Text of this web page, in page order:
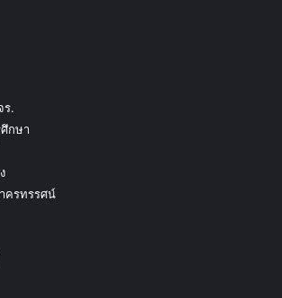
ร.
กษา
ครทรรศน์